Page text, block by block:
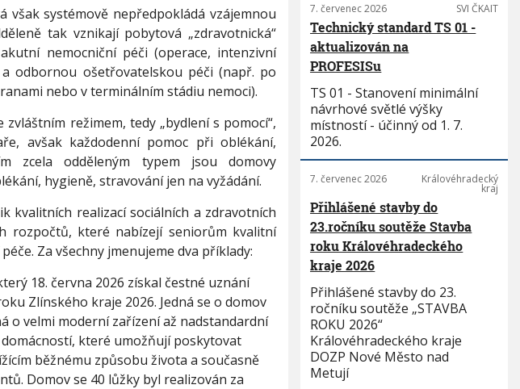
systémově nepředpokládá vzájemnou
tak vznikají pobytová „zdravotnická“
nemocniční péči (operace, intenzivní
odbornou ošetřovatelskou péči (např. po
nebo v terminálním stádiu nemoci).
režimem, tedy „bydlení s pomocí“,
avšak každodenní pomoc při oblékání,
zcela odděleným typem jsou domovy
hygieně, stravování jen na vyžádání.
kvalitních realizací sociálních a zdravotních
rozpočtů, které nabízejí seniorům kvalitní
Za všechny jmenujeme dva příklady:
18. června 2026 získal čestné uznání
Zlínského kraje 2026. Jedná se o domov
o velmi moderní zařízení až nadstandardní
které umožňují poskytovat
běžnému způsobu života a současně
Domov se 40 lůžky byl realizován za
7. červenec 2026 SVI ČKAIT
Technický standard TS 01 -
aktualizován na
PROFESISu
TS 01 - Stanovení minimální
návrhové světlé výšky
místností - účinný od 1. 7.
2026.
7. červenec 2026 Královéhradecký
kraj
Přihlášené stavby do
23.ročníku soutěže Stavba
roku Královéhradeckého
kraje 2026
Přihlášené stavby do 23.
ročníku soutěže „STAVBA
ROKU 2026“
Královéhradeckého kraje
DOZP Nové Město nad
Metují